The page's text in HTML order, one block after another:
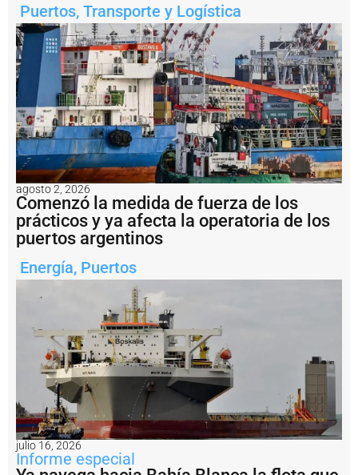
i
ó
n
e
s
r
o
d
e
l
o
s
t
e
m
a
s
e
l
a
s
a
Puertos, Transporte y Logística
agosto 2, 2026
Comenzó la medida de fuerza de los
prácticos y ya afecta la operatoria de los
puertos argentinos
Energía, Puertos
julio 16, 2026
Informe especial